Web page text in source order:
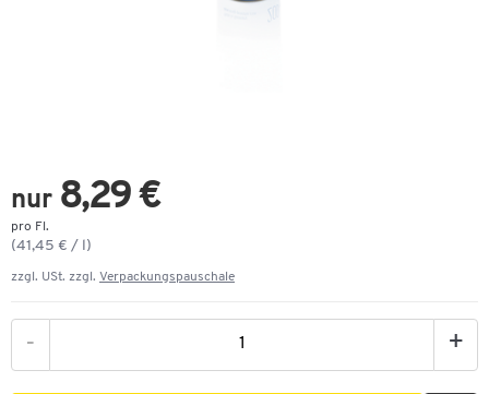
nur 8,29 €
pro Fl.
(41,45 € / l)
zzgl. USt. zzgl. Verpackungspauschale
- +